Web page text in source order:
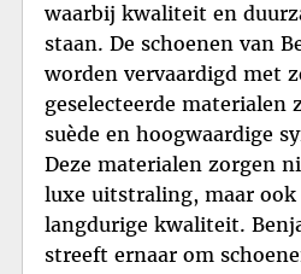
waarbij kwaliteit en
staan. De schoenen van
worden vervaardigd met
geselecteerde materialen
suède en hoogwaardige
Deze materialen zorgen
luxe uitstraling, maar
langdurige kwaliteit.
streeft ernaar om